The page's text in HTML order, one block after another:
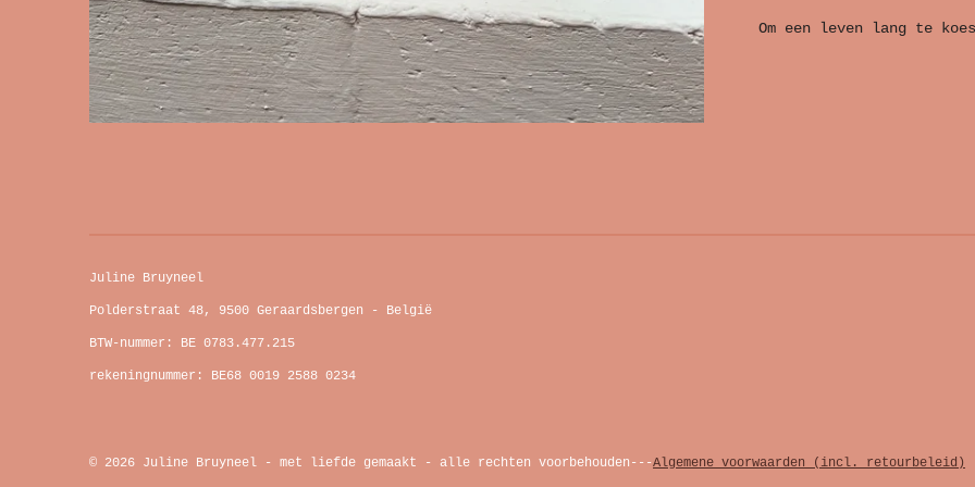
Om een leven lang te
Juline Bruyneel
Polderstraat 48, 9500 Geraardsbergen - België
BTW-nummer: BE 0783.477.215
rekeningnummer: BE68 0019 2588 0234
© 2026 Juline Bruyneel - met liefde gemaakt - alle rechten voorbehouden---Algemene voorwaarden (incl. retourbeleid)